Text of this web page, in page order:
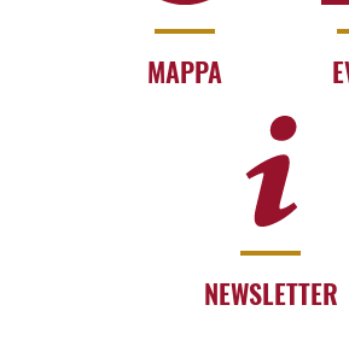
MAPPA
NEWSLETTER